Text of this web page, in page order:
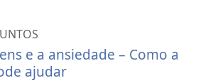
e a ansiedade – Como a
ajudar